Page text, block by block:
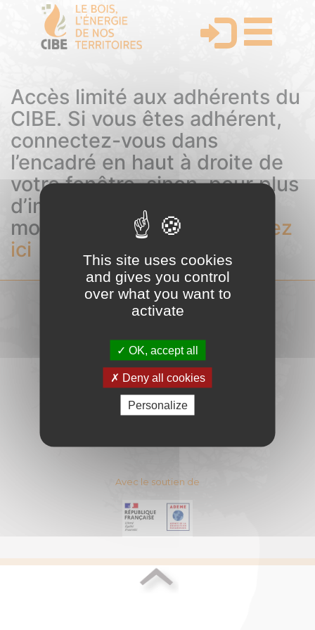
Accès limité aux adhérents du
CIBE. Si vous êtes adhérent,
connectez-vous dans
l’encadré en haut à droite de
votre fenêtre, sinon, pour plus
d’informations sur les
modalités d’adhésion,
cliquez
ici
COMITÉ INTERPROFESSIONNEL
11 Rue Berryer - 75008 PARIS
E-mail :contact@cibe.fr
CONTACT
PLAN DU SITE
ESPACE ADHERENT
Avec le soutien de
This site uses cookies
and gives you control
over what you want to
activate
OK, accept all
Deny all cookies
Personalize